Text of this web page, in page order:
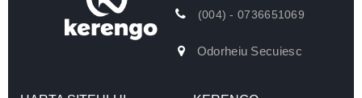
(004) - 0736651069
Odorheiu Secuiesc